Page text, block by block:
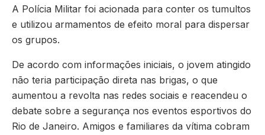
A Polícia Militar foi acionada para conter os tumultos
e utilizou armamentos de efeito moral para dispersar
os grupos.
De acordo com informações iniciais, o jovem atingido
não teria participação direta nas brigas, o que
aumentou a revolta nas redes sociais e reacendeu o
debate sobre a segurança nos eventos esportivos do
Rio de Janeiro. Amigos e familiares da vítima cobram